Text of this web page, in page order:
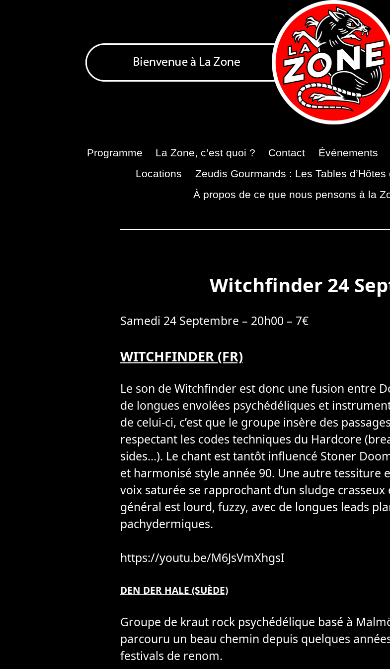
Programme La Zone, c’est quoi ? Contact Événements
Locations
Zeudis Gourmands : Les Tables d’Hôtes
À propos de ce que nous pensons à la
Witchfinder 24
Samedi 24 Septembre – 20h00 – 7€
WITCHFINDER(FR)
Le son de Witchfinder est donc une fusion entre
de longues envolées psychédéliques et
de celui-ci, c’est que le groupe insère des
respectant les codes techniques du Hardcore
sides…). Le chant est tantôt influencé Stoner
et harmonisé style année 90. Une autre tessiture
voix saturée se rapprochant d’un sludge
général est lourd, fuzzy, avec de longues leads
pachydermiques.
https://youtu.be/M6JsVmXhgsI
DEN DER HALE (SUÈDE)
Groupe de kraut rock psychédélique basé à
parcouru un beau chemin depuis quelques
festivals de renom.